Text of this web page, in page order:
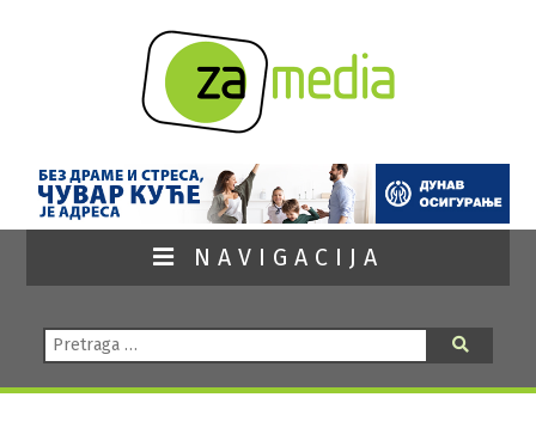
NAVIGACIJA
Pretraga: